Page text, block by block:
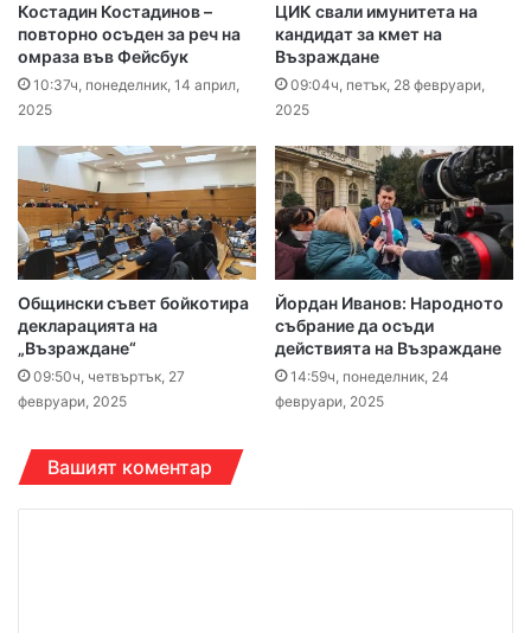
Костадин Костадинов –
повторно осъден за реч на
омраза във Фейсбук
10:37ч, понеделник, 14 април,
2025
ЦИК свали имунитета на
кандидат за кмет на
Възраждане
09:04ч, петък, 28 февруари,
2025
Общински съвет бойкотира
декларацията на
„Възраждане“
09:50ч, четвъртък, 27
февруари, 2025
Йордан Иванов: Народното
събрание да осъди
действията на Възраждане
14:59ч, понеделник, 24
февруари, 2025
Вашият коментар